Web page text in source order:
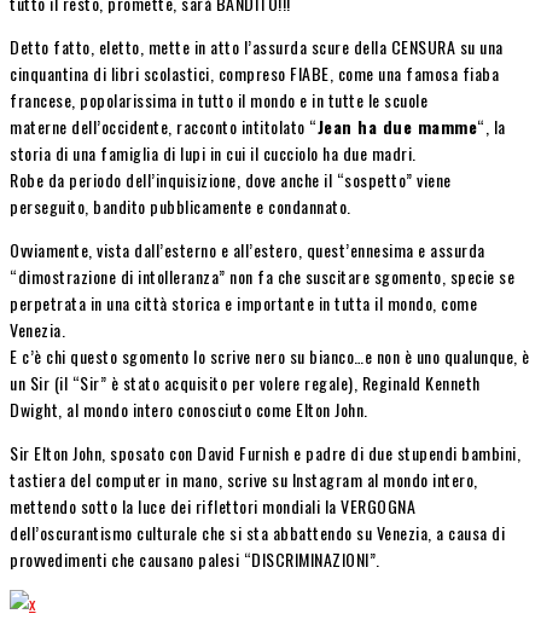
Detto fatto, eletto, mette in atto l’assurda scure della CENSURA su una
cinquantina di libri scolastici, compreso FIABE, come una famosa fiaba
francese, popolarissima in tutto il mondo e in tutte le scuole
materne dell’occidente, racconto intitolato “Jean ha due mamme“, la
storia di una famiglia di lupi in cui il cucciolo ha due madri.
Robe da periodo dell’inquisizione, dove anche il “sospetto” viene
perseguito, bandito pubblicamente e condannato.
Ovviamente, vista dall’esterno e all’estero, quest’ennesima e assurda
“dimostrazione di intolleranza” non fa che suscitare sgomento, specie se
perpetrata in una città storica e importante in tutta il mondo, come
Venezia.
E c’è chi questo sgomento lo scrive nero su bianco…e non è uno qualunque, è
un Sir (il “Sir” è stato acquisito per volere regale), Reginald Kenneth
Dwight, al mondo intero conosciuto come Elton John.
Sir Elton John, sposato con David Furnish e padre di due stupendi bambini,
tastiera del computer in mano, scrive su Instagram al mondo intero,
mettendo sotto la luce dei riflettori mondiali la VERGOGNA
dell’oscurantismo culturale che si sta abbattendo su Venezia, a causa di
provvedimenti che causano palesi “DISCRIMINAZIONI”.